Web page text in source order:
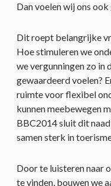
Dan voelen wij ons ook
Dit roept belangrijke
Hoe stimuleren we
we vergunningen zo in
gewaardeerd voelen?
ruimte voor flexibel
kunnen meebewegen
BBC2014 sluit dit
samen sterk in
Door te luisteren naar
te vinden, bouwen we